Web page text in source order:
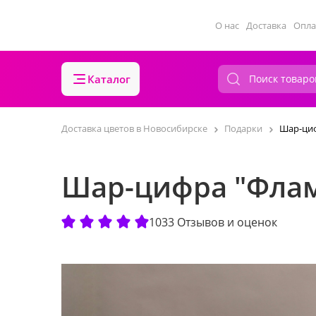
О нас Доставка
Каталог
Доставка цветов в Новосибирске Подарки Шар-
Шар-цифра
1033 Отзывов и оценок